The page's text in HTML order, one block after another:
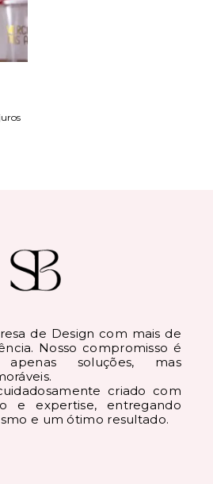
de Design com mais de
Nosso compromisso é
soluções, mas
criado com
e expertise, entregando
e um ótimo resultado.